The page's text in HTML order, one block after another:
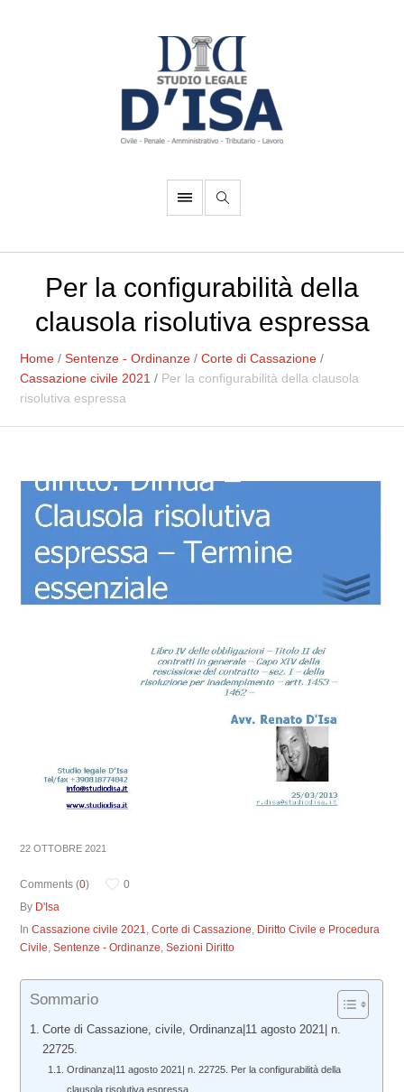
Per la configurabilità della
clausola risolutiva espressa
Home /Sentenze - Ordinanze /Corte di Cassazione /
Cassazione civile 2021 / Per la configurabilità della clausola
risolutiva espressa
22 OTTOBRE 2021
Comments (0)
0
By D'Isa
InCassazione civile 2021,Corte di Cassazione, Diritto Civile e Procedura
Civile,Sentenze - Ordinanze,Sezioni Diritto
Sommario
Corte di Cassazione, civile, Ordinanza|11 agosto 2021| n.
22725.
Ordinanza|11 agosto 2021| n. 22725. Per la configurabilità della
clausola risolutiva espressa